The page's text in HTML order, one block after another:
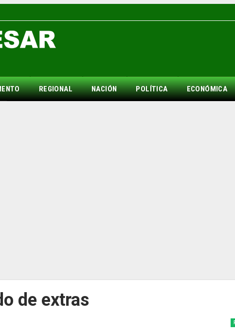
REGIONAL NACIÓN POLÍTICA ECONÓMICA
de extras